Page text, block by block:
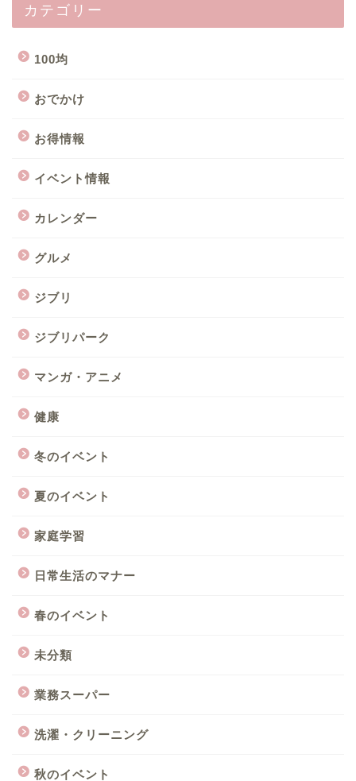
カテゴリー
100均
おでかけ
お得情報
イベント情報
カレンダー
グルメ
ジブリ
ジブリパーク
マンガ・アニメ
健康
冬のイベント
夏のイベント
家庭学習
日常生活のマナー
春のイベント
未分類
業務スーパー
洗濯・クリーニング
秋のイベント